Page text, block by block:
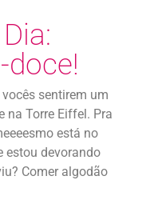
sentirem um
na Torre Eiffel. Pra
está no
estou devorando
Comer algodão